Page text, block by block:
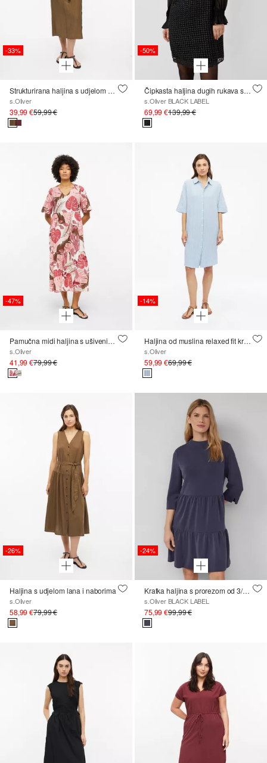
-33%
Strukturirana haljina s udjelom viskoze relaxed fit kroja
s.Oliver
39,99 €59,99 €
-50%
Čipkasta haljina dugih rukava sa svjetlucavim koncem
s.Oliver BLACK LABEL
69,99 €139,99 €
-47%
Pamučna midi haljina s ušivenim džepovima
s.Oliver
41,99 €79,99 €
-14%
Haljina od muslina relaxed fit kroja sa šišmiš-rukavima
s.Oliver
59,99 €69,99 €
-26%
Haljina s udjelom lana i naborima
s.Oliver
58,99 €79,99 €
-24%
Kratka haljina s prorezom od 3/4 rukava i volanima na suknji
s.Oliver BLACK LABEL
75,99 €99,99 €